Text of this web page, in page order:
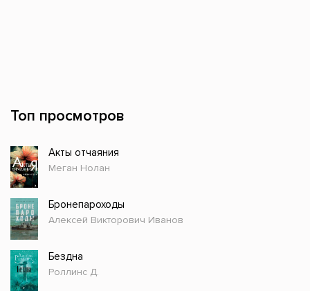
Топ просмотров
Акты отчаяния
Меган Нолан
Бронепароходы
Алексей Викторович Иванов
Бездна
Роллинс Д.